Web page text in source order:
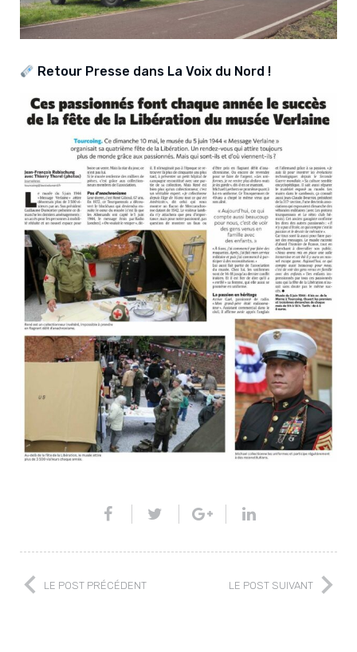
Retour Presse dans La Voix du Nord !
LE POST PRÉCÉDENT LE POST SUIVANT